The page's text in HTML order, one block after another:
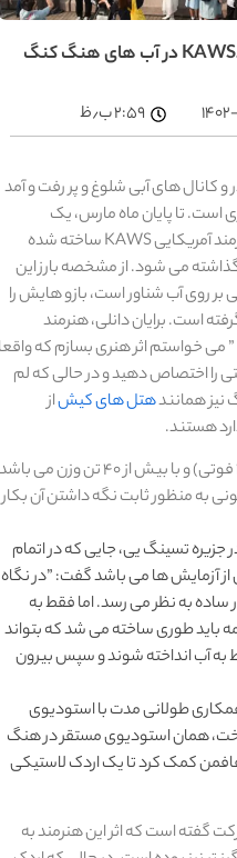
کیش
هتل
شیراز
راهنمای
سفر به
شیراز
رزرو
هتل
های
شیراز
قشم
راهنمای
سفر به
رزرو
هتل
های
راهنمای
سفر به
هتل
های
مشهد
راهنمای
های
اصفهان
راهنمای
سفر به
هتل
های
تبریز
یزد
رزرو
هتل
های
یزد
دسته بندی ها
آداب و رسوم(184)
اخبار(266)
انواع سفر
ایرانگردی(1,270)